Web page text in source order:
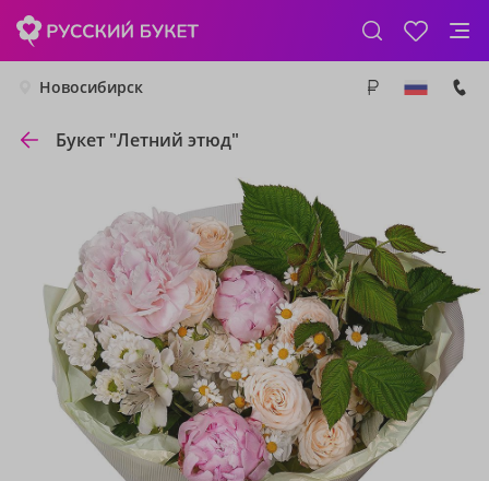
Новосибирск
Букет "Летний этюд"